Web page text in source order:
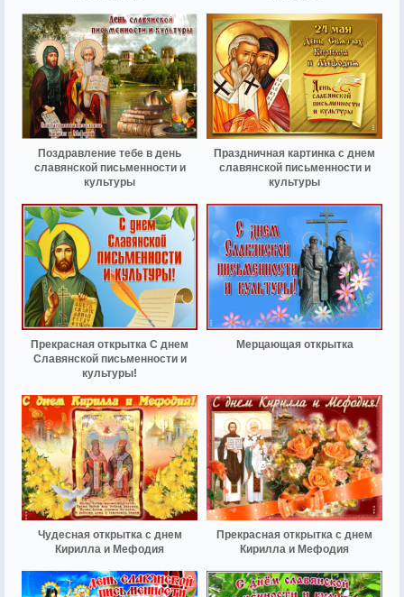
Поздравление тебе в день
славянской письменности и
культуры
Праздничная картинка с днем
славянской письменности и
культуры
Прекрасная открытка С днем
Славянской письменности и
культуры!
Мерцающая открытка
Чудесная открытка с днем
Кирилла и Мефодия
Прекрасная открытка с днем
Кирилла и Мефодия